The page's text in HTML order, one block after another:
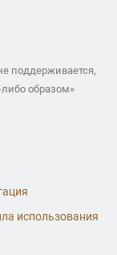
поддерживается,
образом»
использования